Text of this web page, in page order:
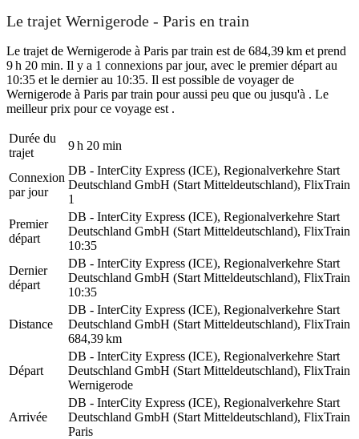
Le trajet Wernigerode - Paris en train
Le trajet de Wernigerode à Paris par train est de 684,39 km et prend
9 h 20 min. Il y a 1 connexions par jour, avec le premier départ au
10:35 et le dernier au 10:35. Il est possible de voyager de
Wernigerode à Paris par train pour aussi peu que ou jusqu'à . Le
meilleur prix pour ce voyage est .
Durée du
trajet
9 h 20 min
Connexion
par jour
DB - InterCity Express (ICE), Regionalverkehre Start
Deutschland GmbH (Start Mitteldeutschland), FlixTrain
1
Premier
départ
DB - InterCity Express (ICE), Regionalverkehre Start
Deutschland GmbH (Start Mitteldeutschland), FlixTrain
10:35
Dernier
départ
DB - InterCity Express (ICE), Regionalverkehre Start
Deutschland GmbH (Start Mitteldeutschland), FlixTrain
10:35
Distance
DB - InterCity Express (ICE), Regionalverkehre Start
Deutschland GmbH (Start Mitteldeutschland), FlixTrain
684,39 km
Départ
DB - InterCity Express (ICE), Regionalverkehre Start
Deutschland GmbH (Start Mitteldeutschland), FlixTrain
Wernigerode
Arrivée
DB - InterCity Express (ICE), Regionalverkehre Start
Deutschland GmbH (Start Mitteldeutschland), FlixTrain
Paris